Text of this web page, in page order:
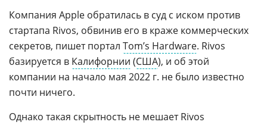
Компания Apple обратилась в суд с иском против
стартапа Rivos, обвинив его в краже коммерческих
секретов, пишет портал Tom’s Hardware. Rivos
базируется в Калифорнии (США), и об этой
компании на начало мая 2022 г. не было известно
почти ничего.
Однако такая скрытность не мешает Rivos